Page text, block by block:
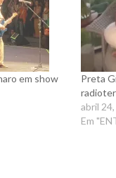
em show
Preta
abril
Em